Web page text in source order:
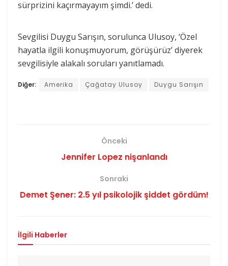
sürprizini kaçırmayayım şimdi.’ dedi.
Sevgilisi Duygu Sarışın, sorulunca Ulusoy, ‘Özel
hayatla ilgili konuşmuyorum, görüşürüz’ diyerek
sevgilisiyle alakalı soruları yanıtlamadı.
Diğer: Amerika Çağatay Ulusoy Duygu Sarışın
Önceki
Jennifer Lopez nişanlandı
Sonraki
Demet Şener: 2.5 yıl psikolojik şiddet gördüm!
İlgili Haberler